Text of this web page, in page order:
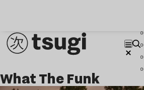
What The Funk